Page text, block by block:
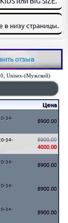
в низу страницы.
отзыв
Unisex-(Мужской)
Цена
34-
8900.00
34-
8900.00
4000.00
34-
8900.00
34-
8900.00
34-
8900.00